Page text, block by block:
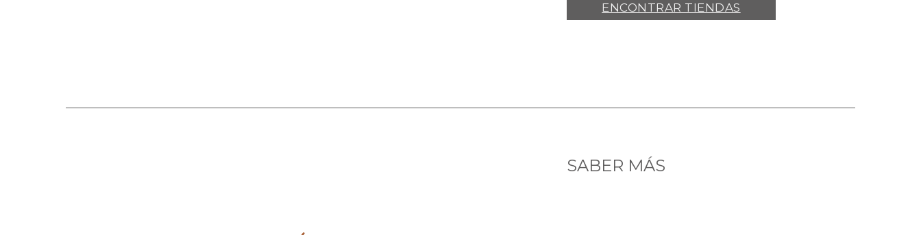
ENCONTRAR TIENDAS
SABER MÁS